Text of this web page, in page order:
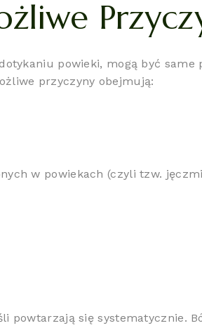
powieki, mogą być same
przyczyny obejmują:
w powiekach (czyli tzw.
powtarzają się systematycznie.